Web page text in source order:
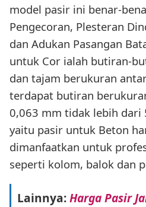
model pasir ini benar-
Pengecoran, Plesteran
dan Adukan Pasangan
untuk Cor ialah butiran-
dan tajam berukuran
terdapat butiran
0,063 mm tidak lebih dari
yaitu pasir untuk Beton
dimanfaatkan untuk
seperti kolom, balok dan
Lainnya:Harga Pasir